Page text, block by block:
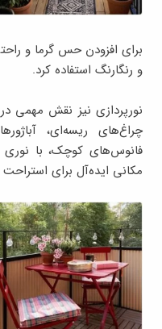
برای افزودن حس گرما و
و رنگارنگ استفاده کرد.
نورپردازی نیز نقش مهمی
چراغ‌های ریسه‌ای،
فانوس‌های کوچک، با نوری
مکانی ایده‌آل برای